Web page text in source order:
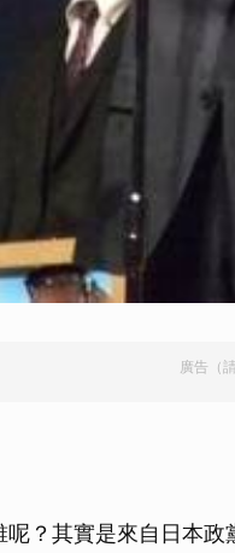
廣告（
？其實是來自日本